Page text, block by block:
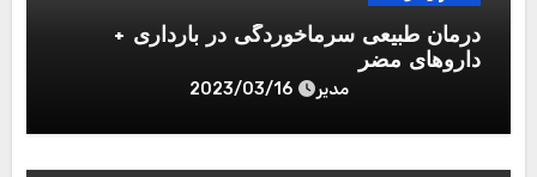
درمان طبیعی سرماخوردگی در بارداری +
داروهای مضر
مدیر 2023/03/16